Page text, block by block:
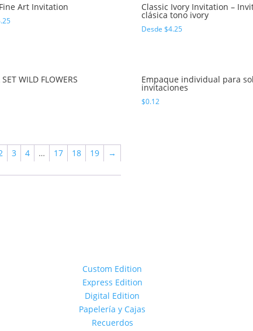
Art Invitation Classic Ivory Invitation –
clásica tono ivory
Desde$4.25
WILD FLOWERS Empaque individual para
invitaciones
$0.12
3 4 … 17 18 19 →
Custom Edition
Express Edition
Digital Edition
Papelería y Cajas
Recuerdos